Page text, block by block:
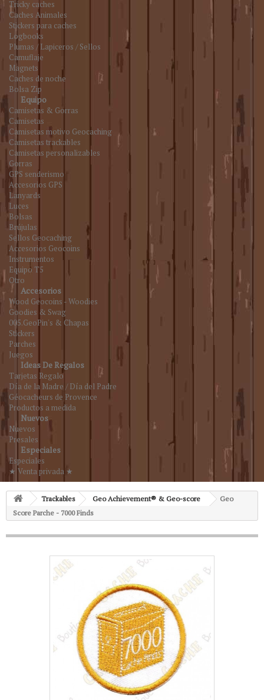
Tricky caches
Caches Animales
Stickers para caches
Logbooks
Plumas / Lapiceros / Sellos
Camuflaje
Magnets
Caches de noche
Bolsa Zip
Equipo
Camisetas & Gorras
Camisetas
Camisetas motivo Geocaching
Camisetas trackables
Camisetas personalizables
Gorras
GPS senderismo
Accesorios GPS
Lanyards
Luces
Bolsas
Brújulas
Sellos Geocaching
Accesorios Geocoins
Instrumentos
Equipo T5
Otro
Accesorios
Wood Geocoins - Woodies
Goodies & Swag
005.GeoPin's & Chapas
Stickers
Parches
Juegos
Ideas De Regalos
Tarjetas Regalo
Día de la Madre / Día del Padre
Géocacheurs de Provence
Productos a medida
Nuevos
Nuevos
Presales
Especiales
Especiales
★ Venta privada ★
Trackables Geo Achievement® & Geo-score
Geo
Score Parche - 7000 Finds